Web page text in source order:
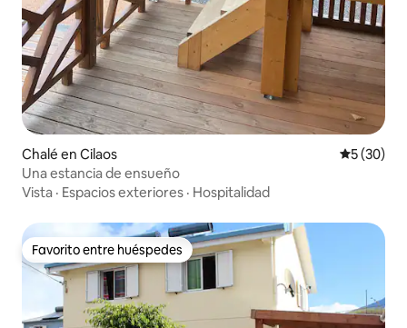
Chalé en Cilaos
5 (30)
Una estancia de ensueño
Vista · Espacios exteriores · Hospitalidad
Favorito entre huéspedes
Favorito entre huéspedes